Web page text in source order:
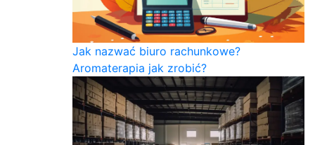
Jak nazwać biuro rachunkowe?
Aromaterapia jak zrobić?